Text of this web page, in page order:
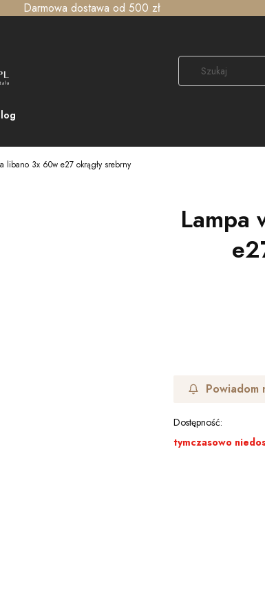
Darmowa dostawa od 500 zł
libano 3x 60w e27 okrągły srebrny
Lampa
Powiadom
Dostępność:
tymczasowo